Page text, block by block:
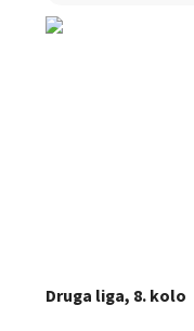
Druga liga, 8. kolo